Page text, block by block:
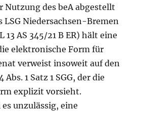
Nutzung des beA abgestellt
LSG Niedersachsen-Bremen
13 AS 345/21 B ER) hält eine
elektronische Form für
verweist insoweit auf den
1 Satz 1 SGG, der die
explizit vorsieht.
unzulässig, eine